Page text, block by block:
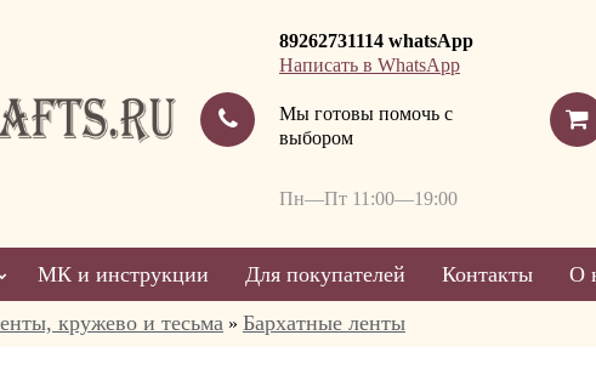
89262731114 whatsApp
Написать в WhatsApp
Мы готовы помочь с
выбором
Пн—Пт 11:00—19:00
МК и инструкции Для покупателей Контакты О
кружево и тесьма » Бархатные ленты